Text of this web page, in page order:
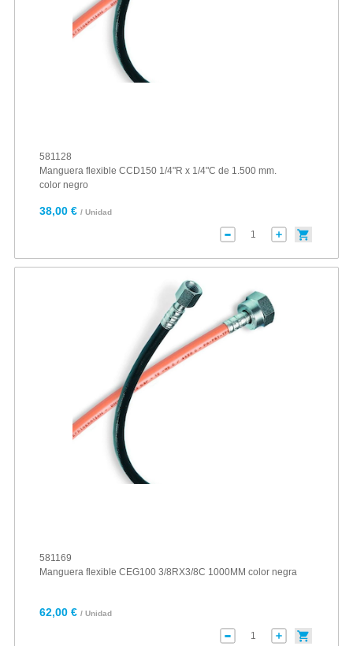
581128
Manguera flexible CCD150 1/4"R x 1/4"C de 1.500 mm.
color negro
38,00 € / Unidad
581169
Manguera flexible CEG100 3/8RX3/8C 1000MM color negra
62,00 € / Unidad